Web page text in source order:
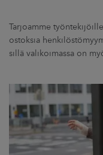
Tarjoamme
ostoksia
sillä valikoimassa on